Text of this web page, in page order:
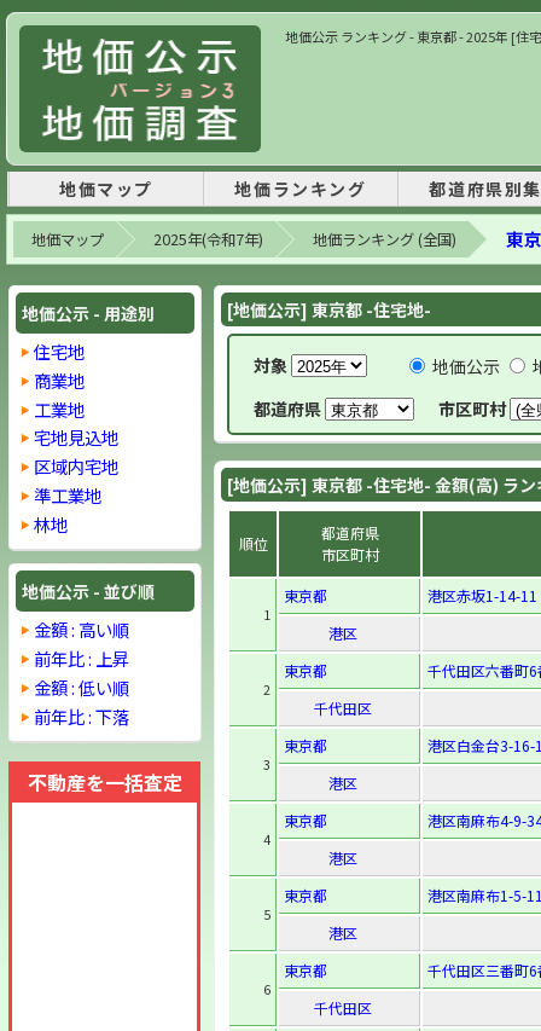
地価公示 ランキング - 東京都 - 2025年 [住
地価マップ 地価ランキング 都道府県別
地価マップ 2025年(令和7年) 地価ランキング (全国) 東
地価公示 - 用途別
住宅地
商業地
工業地
宅地見込地
区域内宅地
準工業地
林地
地価公示 - 並び順
金額 : 高い順
前年比 : 上昇
金額 : 低い順
前年比 : 下落
不動産を一括査定
[地価公示] 東京都 -住宅地-
対象 地価公示
都道府県
市区町村
[地価公示] 東京都 -住宅地- 金額(高) ラ
順位
都道府県
市区町村
1
東京都
港区赤坂1-14-11
港区
2
東京都
千代田区六番町
千代田区
3
東京都
港区白金台3-16-
港区
4
東京都
港区南麻布4-9-
港区
5
東京都
港区南麻布1-5-
港区
6
東京都
千代田区三番町
千代田区